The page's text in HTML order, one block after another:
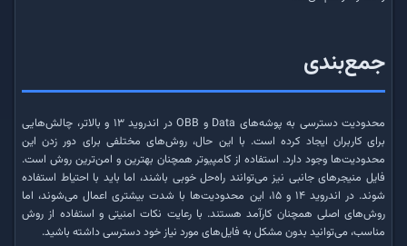
جمع‌بندی
محدودیت دسترسی به پوشه‌های Data و OBB در اندروید ۱۳ و بالاتر، چالش‌هایی
برای کاربران ایجاد کرده است. با این حال، روش‌های مختلفی برای دور زدن این
محدودیت‌ها وجود دارد. استفاده از کامپیوتر همچنان بهترین و امن‌ترین روش است.
فایل منیجرهای جانبی نیز می‌توانند راه‌حل خوبی باشند، اما باید با احتیاط استفاده
شوند. در اندروید ۱۴ و ۱۵، این محدودیت‌ها با شدت بیشتری اعمال می‌شوند، اما
روش‌های اصلی همچنان کارآمد هستند. با رعایت نکات امنیتی و استفاده از روش
مناسب، می‌توانید بدون مشکل به فایل‌های مورد نیاز خود دسترسی داشته باشید.